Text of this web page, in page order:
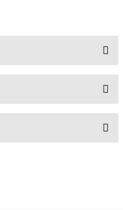
ve diğer
öneri formunu kullanarak